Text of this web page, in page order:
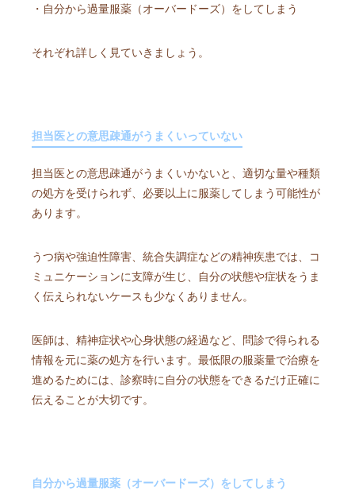
・自分から過量服薬（オーバードーズ）をしてしまう
それぞれ詳しく見ていきましょう。
担当医との意思疎通がうまくいっていない
担当医との意思疎通がうまくいかないと、適切な量や種類
の処方を受けられず、必要以上に服薬してしまう可能性が
あります。
うつ病や強迫性障害、統合失調症などの精神疾患では、コ
ミュニケーションに支障が生じ、自分の状態や症状をうま
く伝えられないケースも少なくありません。
医師は、精神症状や心身状態の経過など、問診で得られる
情報を元に薬の処方を行います。最低限の服薬量で治療を
進めるためには、診察時に自分の状態をできるだけ正確に
伝えることが大切です。
自分から過量服薬（オーバードーズ）をしてしまう